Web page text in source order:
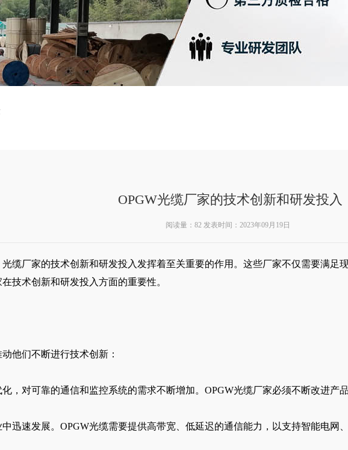
OPGW光缆厂家的技术创新和研发投入
阅读量： 82 发表时间：2023年09月19日
缆厂家的技术创新和研发投入发挥着至关重要的作用。这些厂家不仅需要满
技术创新和研发投入方面的重要性。
他们不断进行技术创新：
，对可靠的通信和监控系统的需求不断增加。OPGW光缆厂家必须不断改进产
迅速发展。OPGW光缆需要提供高带宽、低延迟的通信能力，以支持智能电网